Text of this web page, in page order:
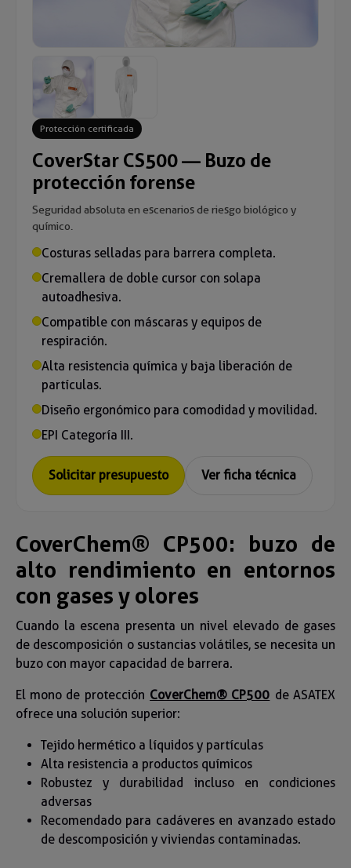
Protección certificada
CoverStar CS500 — Buzo de
protección forense
Seguridad absoluta en escenarios de riesgo biológico y
químico.
Costuras selladas para barrera completa.
Cremallera de doble cursor con solapa
autoadhesiva.
Compatible con máscaras y equipos de
respiración.
Alta resistencia química y baja liberación de
partículas.
Diseño ergonómico para comodidad y movilidad.
EPI Categoría III.
Solicitar presupuesto Ver ficha técnica
CoverChem® CP500: buzo de
alto rendimiento en entornos
con gases y olores
Cuando la escena presenta un nivel elevado de gases
de descomposición o sustancias volátiles, se necesita un
buzo con mayor capacidad de barrera.
El mono de protección CoverChem® CP500 de ASATEX
ofrece una solución superior:
Tejido hermético a líquidos y partículas
Alta resistencia a productos químicos
Robustez y durabilidad incluso en condiciones
adversas
Recomendado para cadáveres en avanzado estado
de descomposición y viviendas contaminadas.